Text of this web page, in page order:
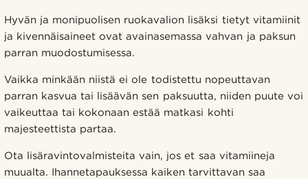
Hyvän ja monipuolisen ruokavalion lisäksi tietyt vitamiinit
ja kivennäisaineet ovat avainasemassa vahvan ja paksun
parran muodostumisessa.
Vaikka minkään niistä ei ole todistettu nopeuttavan
parran kasvua tai lisäävän sen paksuutta, niiden puute voi
vaikeuttaa tai kokonaan estää matkasi kohti
majesteettista partaa.
Ota lisäravintovalmisteita vain, jos et saa vitamiineja
muualta. Ihannetapauksessa kaiken tarvittavan saa